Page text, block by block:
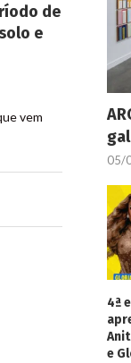
de
e
vem
05/
4ª
e